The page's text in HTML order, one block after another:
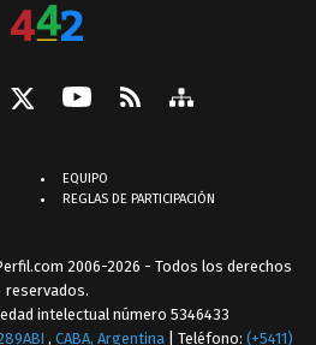
EQUIPO
REGLAS DE PARTICIPACIÓN
2006-2026 - Todos los derechos
reservados.
intelectual número 5346433
, CABA, Argentina | Teléfono: (+5411)